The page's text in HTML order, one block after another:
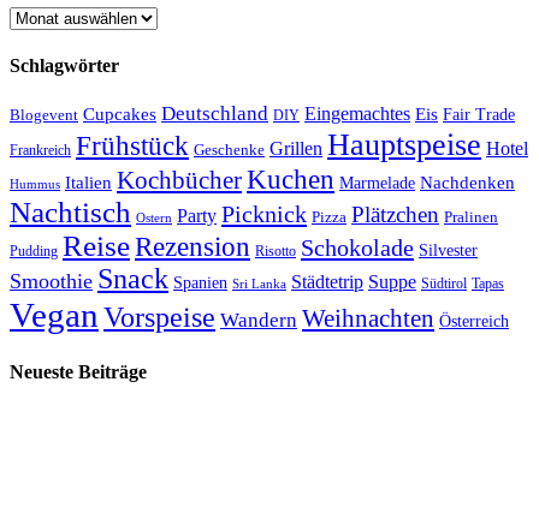
Archiv
Schlagwörter
Blogevent Cupcakes Deutschland DIY Eingemachtes Eis Fair Trade
Frankreich Frühstück Geschenke Grillen Hauptspeise Hotel
Hummus Italien KochbücherKuchen Marmelade Nachdenken
Nachtisch Ostern Party Picknick Pizza Plätzchen Pralinen
Pudding ReiseRezension Risotto Schokolade Silvester
Smoothie Snack Spanien Sri Lanka Städtetrip Suppe Südtirol Tapas
VeganVorspeise Wandern Weihnachten Österreich
Neueste Beiträge